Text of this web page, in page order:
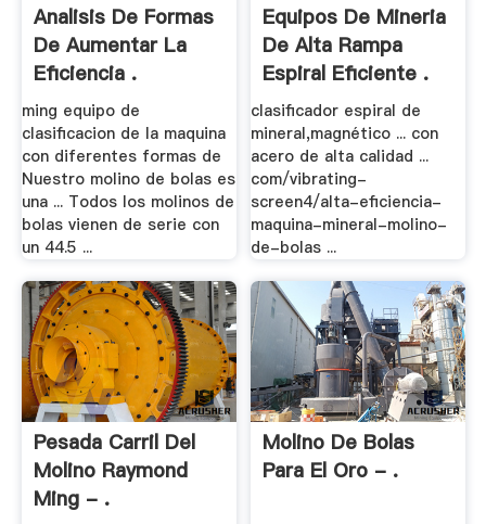
Analisis De Formas
De Aumentar La
Eficiencia .
ming equipo de
clasificacion de la maquina
con diferentes formas de
Nuestro molino de bolas es
una ... Todos los molinos de
bolas vienen de serie con
un 44.5 ...
Equipos De Mineria
De Alta Rampa
Espiral Eficiente .
clasificador espiral de
mineral,magnético ... con
acero de alta calidad ...
com/vibrating-
screen4/alta-eficiencia-
maquina-mineral-molino-
de-bolas ...
Pesada Carril Del
Molino Raymond
Ming - .
Molino De Bolas
Para El Oro - .